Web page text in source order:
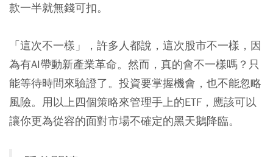
款一半就無錢可扣。
「這次不一樣」，許多人都說，這次股市不一樣，因
為有AI帶動新產業革命。然而，真的會不一樣嗎？只
能等待時間來驗證了。投資要掌握機會，也不能忽略
風險。用以上四個策略來管理手上的ETF，應該可以
讓你更為從容的面對市場不確定的黑天鵝降臨。